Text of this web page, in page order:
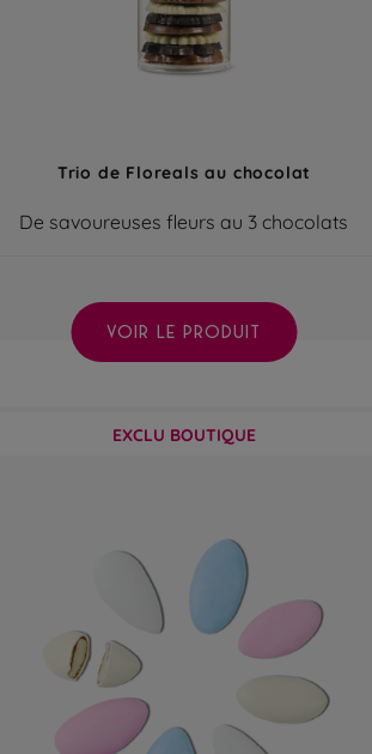
Trio de Floreals au chocolat
De savoureuses fleurs au 3 chocolats
VOIR LE PRODUIT
EXCLU BOUTIQUE